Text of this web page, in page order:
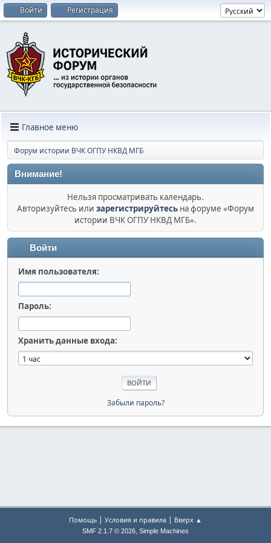
Войти Регистрация
Главное меню
Форум истории ВЧК ОГПУ НКВД МГБ
Внимание!
Нельзя просматривать календарь.
Авторизуйтесь или зарегистрируйтесь на форуме «Форум
истории ВЧК ОГПУ НКВД МГБ».
Войти
Имя пользователя:
Пароль:
Хранить данные входа:
Забыли пароль?
Помощь | Условия и правила | Вверх ▲
SMF 2.1.7 © 2026, Simple Machines